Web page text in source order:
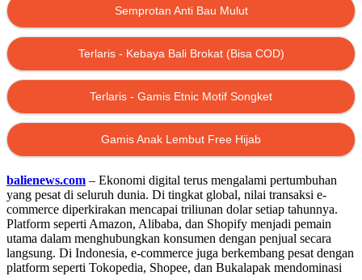
Semprotan Anti Bau Mulut
Terlaris - Kebaya Bali Brokat (Bisa COD)
Terlaris - Gamis Etnic Motif Songket
Gamis Anak Lembut Free Hijab
balienews.com – Ekonomi digital terus mengalami pertumbuhan
yang pesat di seluruh dunia. Di tingkat global, nilai transaksi e-
commerce diperkirakan mencapai triliunan dolar setiap tahunnya.
Platform seperti Amazon, Alibaba, dan Shopify menjadi pemain
utama dalam menghubungkan konsumen dengan penjual secara
langsung. Di Indonesia, e-commerce juga berkembang pesat dengan
platform seperti Tokopedia, Shopee, dan Bukalapak mendominasi